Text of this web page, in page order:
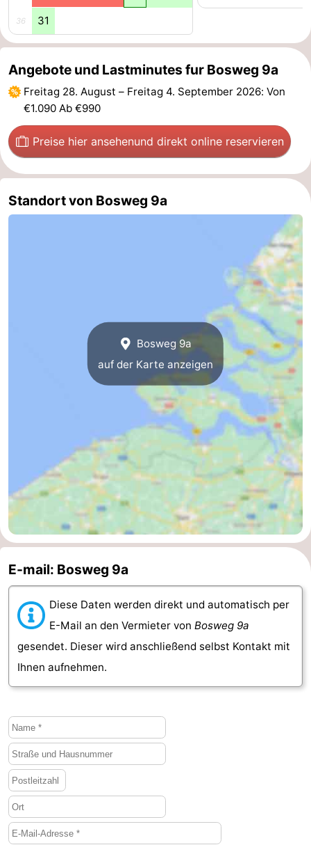
Oosterschelde
Burgh
Kop
Schouwen
-
Natur
Oranjezon
-
Oostkapelle
-
Natur
-
Nieuwvliet
Sluis
-
Cadzand
-
Het
Zwin
Kontakt
36 31
Angebote und Lastminutes fur Bosweg 9a
Freitag 28. August – Freitag 4. September 2026: Von
€1.090 Ab €990
Preise hier ansehenund direkt online reservieren
Standort von Bosweg 9a
Bosweg 9a
auf der Karte anzeigen
E-mail: Bosweg 9a
Diese Daten werden direkt und automatisch per
E-Mail an den Vermieter von Bosweg 9a
gesendet. Dieser wird anschließend selbst Kontakt mit
Ihnen aufnehmen.